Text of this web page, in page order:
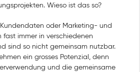
Wieso ist das so?
oder Marketing- und
immer in verschiedenen
sind so nicht gemeinsam nutzbar.
ein grosses Potenzial, denn
und die gemeinsame